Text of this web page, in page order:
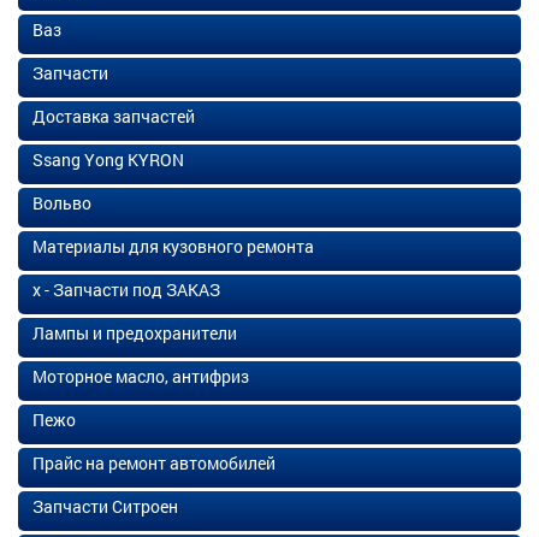
Ваз
Запчасти
Доставка запчастей
Ssang Yong KYRON
Вольво
Материалы для кузовного ремонта
х - Запчасти под ЗАКАЗ
Лампы и предохранители
Моторное масло, антифриз
Пежо
Прайс на ремонт автомобилей
Запчасти Ситроен